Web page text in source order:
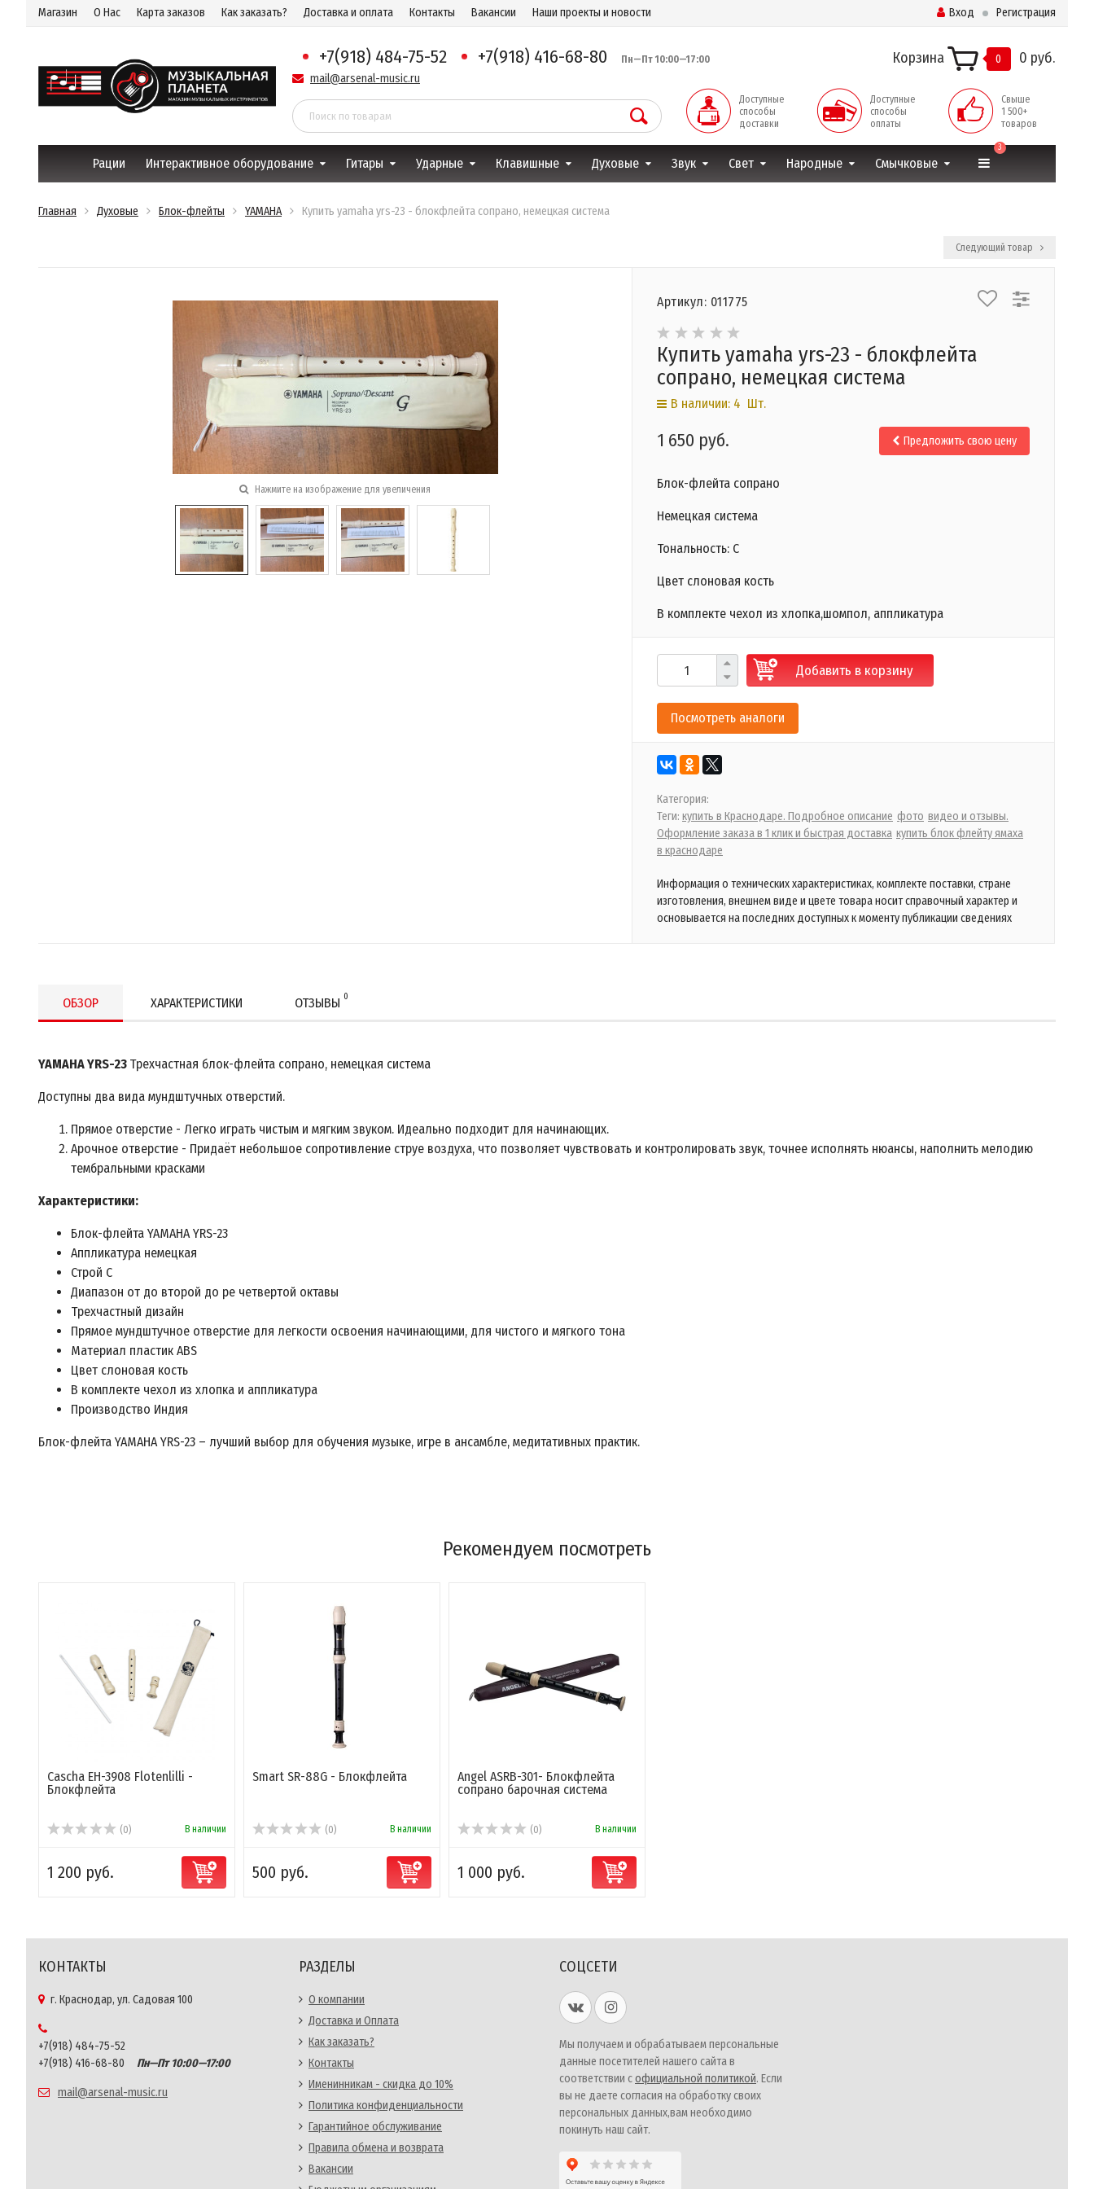
Магазин О Нас Карта заказов Как заказать? Доставка и оплата Контакты Вакансии Наши проекты и новости Вход Регистрация
+7(918) 484-75-52 +7(918) 416-68-80 Пн—Пт 10:00—17:00
mail@arsenal-music.ru
Корзина 0 0 руб.
Доступные
способы
доставки
Доступные
способы
оплаты
Свыше
1 500+
товаров
Рации Интерактивное оборудование Гитары Ударные Клавишные Духовые Звук Свет Народные Смычковые
3
Главная Духовые Блок-флейты YAMAHA Купить yamaha yrs-23 - блокфлейта сопрано, немецкая система
Следующий товар
Нажмите на изображение для увеличения
Артикул: 011775
Купить yamaha yrs-23 - блокфлейта
сопрано, немецкая система
В наличии: 4 Шт.
1 650 руб. Предложить свою цену
Блок-флейта сопрано
Немецкая система
Тональность: С
Цвет слоновая кость
В комплекте чехол из хлопка,шомпол, аппликатура
Добавить в корзину
Посмотреть аналоги
Категория:
Теги: купить в Краснодаре. Подробное описание фото видео и отзывы.
Оформление заказа в 1 клик и быстрая доставка купить блок флейту ямаха
в краснодаре
Информация о технических характеристиках, комплекте поставки, стране
изготовления, внешнем виде и цвете товара носит справочный характер и
основывается на последних доступных к моменту публикации сведениях
ОБЗОР ХАРАКТЕРИСТИКИ ОТЗЫВЫ 0
YAMAHA YRS-23 Трехчастная блок-флейта сопрано, немецкая система
Доступны два вида мундштучных отверстий.
Прямое отверстие - Легко играть чистым и мягким звуком. Идеально подходит для начинающих.
Арочное отверстие - Придаёт небольшое сопротивление струе воздуха, что позволяет чувствовать и контролировать звук, точнее исполнять нюансы, наполнить мелодию
тембральными красками
Характеристики:
Блок-флейта YAMAHA YRS-23
Аппликатура немецкая
Строй C
Диапазон от до второй до ре четвертой октавы
Трехчастный дизайн
Прямое мундштучное отверстие для легкости освоения начинающими, для чистого и мягкого тона
Материал пластик ABS
Цвет слоновая кость
В комплекте чехол из хлопка и аппликатура
Производство Индия
Блок-флейта YAMAHA YRS-23 – лучший выбор для обучения музыке, игре в ансамбле, медитативных практик.
Рекомендуем посмотреть
Cascha EH-3908 Flotenlilli -
Блокфлейта
(0) В наличии
1 200 руб.
Smart SR-88G - Блокфлейта
(0) В наличии
500 руб.
Angel ASRB-301- Блокфлейта
сопрано барочная система
(0) В наличии
1 000 руб.
КОНТАКТЫ
г. Краснодар, ул. Садовая 100
+7(918) 484-75-52
+7(918) 416-68-80
Пн—Пт 10:00—17:00
mail@arsenal-music.ru
РАЗДЕЛЫ
О компании
Доставка и Оплата
Как заказать?
Контакты
Именинникам - скидка до 10%
Политика конфиденциальности
Гарантийное обслуживание
Правила обмена и возврата
Вакансии
СОЦСЕТИ
Мы получаем и обрабатываем персональные
данные посетителей нашего сайта в
соответствии софициальной политикой. Если
вы не даете согласия на обработку своих
персональных данных,вам необходимо
покинуть наш сайт.